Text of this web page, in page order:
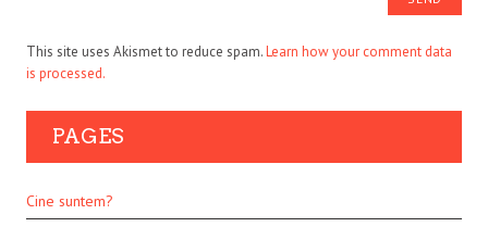
This site uses Akismet to reduce spam.Learn how your comment data
is processed.
PAGES
Cine suntem?